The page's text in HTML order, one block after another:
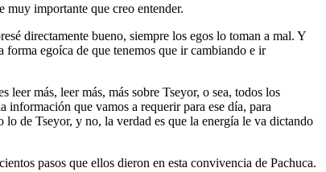
muy importante que creo entender.
directamente bueno, siempre los egos lo toman a mal. Y
forma egoíca de que tenemos que ir cambiando e ir
más, leer más, más sobre Tseyor, o sea, todos los
información que vamos a requerir para ese día, para
de Tseyor, y no, la verdad es que la energía le va dictando
pasos que ellos dieron en esta convivencia de Pachuca.